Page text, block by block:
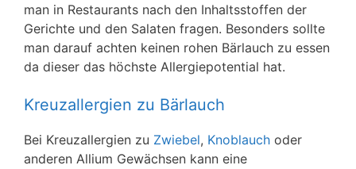
man in Restaurants nach den Inhaltsstoffen der
Gerichte und den Salaten fragen. Besonders sollte
man darauf achten keinen rohen Bärlauch zu essen
da dieser das höchste Allergiepotential hat.
Kreuzallergien zu Bärlauch
Bei Kreuzallergien zu Zwiebel, Knoblauch oder
anderen Allium Gewächsen kann eine